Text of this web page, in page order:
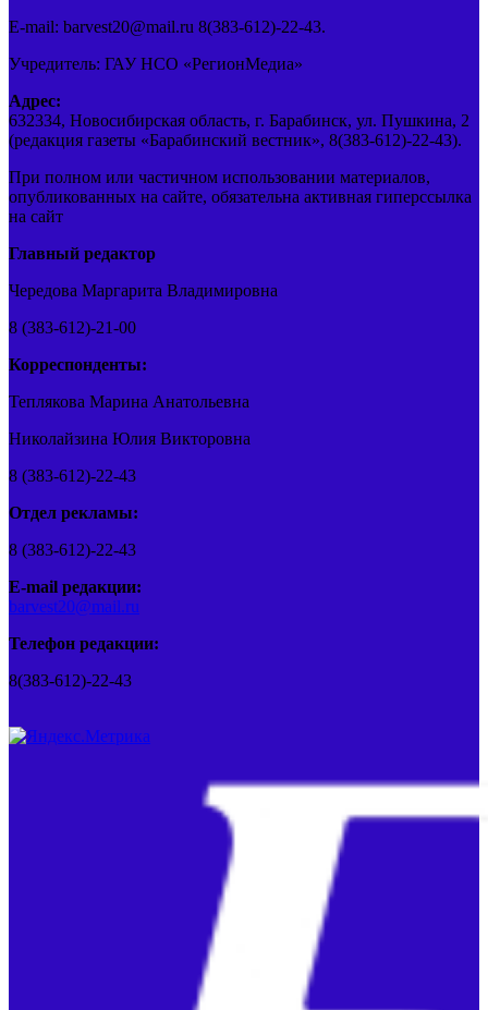
E-mail: barvest20@mail.ru 8(383-612)-22-43.
Учредитель: ГАУ НСО «РегионМедиа»
Адрес:
632334, Новосибирская область, г. Барабинск, ул. Пушкина, 2
(редакция газеты «Барабинский вестник», 8(383-612)-22-43).
При полном или частичном использовании материалов,
опубликованных на сайте, обязательна активная гиперссылка
на сайт
Главный редактор
Чередова Маргарита Владимировна
8 (383-612)-21-00
Корреспонденты:
Теплякова Марина Анатольевна
Николайзина Юлия Викторовна
8 (383-612)-22-43
Отдел рекламы:
8 (383-612)-22-43
E-mail редакции:
barvest20@mail.ru
Телефон редакции:
8(383-612)-22-43